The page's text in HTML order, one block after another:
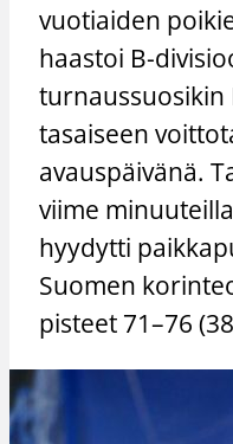
vuotiaiden
haastoi B-
tasaiseen
avauspäivänä.
viime
hyydytti
Suomen
pisteet 71–76